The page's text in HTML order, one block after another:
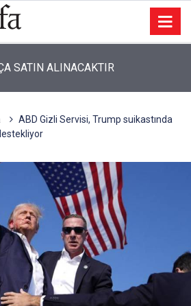
SATIN ALINACAKTIR
ABD Gizli Servisi, Trump suikastında